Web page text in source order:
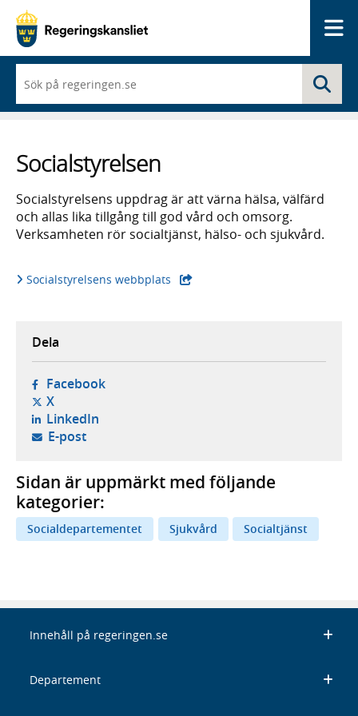
du
börjar
skriva
en
lista
med
sökförslag
Socialstyrelsen
Socialstyrelsens uppdrag är att värna hälsa, välfärd
och allas lika tillgång till god vård och omsorg.
Verksamheten rör socialtjänst, hälso- och sjukvård.
Socialstyrelsens webbplats
Dela
Facebook- öppnas i ny flik, extern webbplats,
X- öppnas i ny flik, extern webbplats,
LinkedIn- öppnas i ny flik, extern webbplats,
E-post- öppnar din e-postklient,
Sidan är uppmärkt med följande
kategorier:
Socialdepartementet Sjukvård Socialtjänst
Innehåll på regeringen.se
Departement